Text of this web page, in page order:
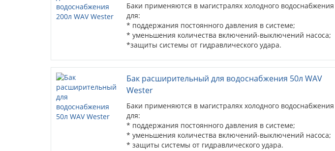
Баки применяются в магистралях холодного водоснабжения
для:
* поддержания постоянного давления в системе;
* уменьшения количества включений-выключений насоса;
*защиты системы от гидравлического удара.
Бак расширительный для водоснабжения 50л WAV
Wester
Баки применяются в магистралях холодного водоснабжения
для:
* поддержания постоянного давления в системе;
* уменьшения количества включений-выключений насоса;
* защиты системы от гидравлического удара.